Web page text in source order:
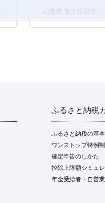
ふるさと納税
ふるさと納税の基
ワンストップ特例
確定申告のしかた
控除上限額シミュ
年金受給者・自営